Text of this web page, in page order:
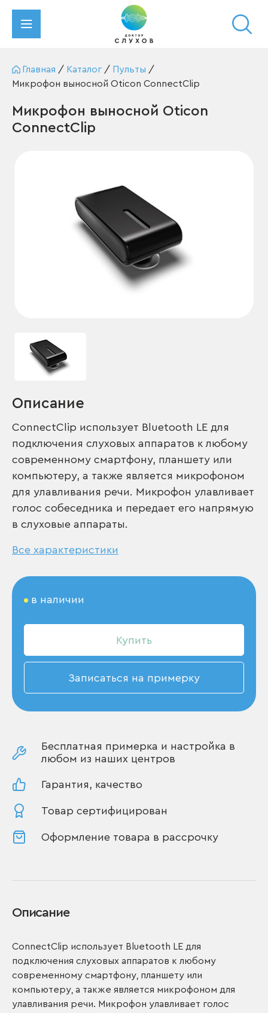
Главная / Каталог / Пульты /
Микрофон выносной Oticon ConnectClip
Микрофон выносной Oticon
ConnectClip
Описание
ConnectClip использует Bluetooth LE для
подключения слуховых аппаратов к любому
современному смартфону, планшету или
компьютеру, а также является микрофоном
для улавливания речи. Микрофон улавливает
голос собеседника и передает его напрямую
в слуховые аппараты.
Все характеристики
в наличии
Купить
Записаться на примерку
Бесплатная примерка и настройка в
любом из наших центров
Гарантия, качество
Товар сертифицирован
Оформление товара в рассрочку
Описание
ConnectClip использует Bluetooth LE для
подключения слуховых аппаратов к любому
современному смартфону, планшету или
компьютеру, а также является микрофоном для
улавливания речи. Микрофон улавливает голос